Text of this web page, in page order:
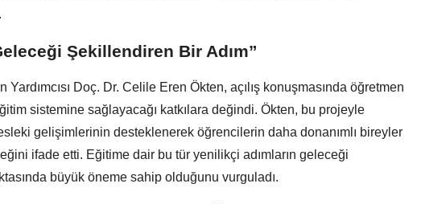
Şekillendiren Bir Adım”
Yardımcısı Doç. Dr. Celile Eren Ökten, açılış konuşmasında öğretmen
sistemine sağlayacağı katkılara değindi. Ökten, bu projeyle
gelişimlerinin desteklenerek öğrencilerin daha donanımlı bireyler
ifade etti. Eğitime dair bu tür yenilikçi adımların geleceği
büyük öneme sahip olduğunu vurguladı.